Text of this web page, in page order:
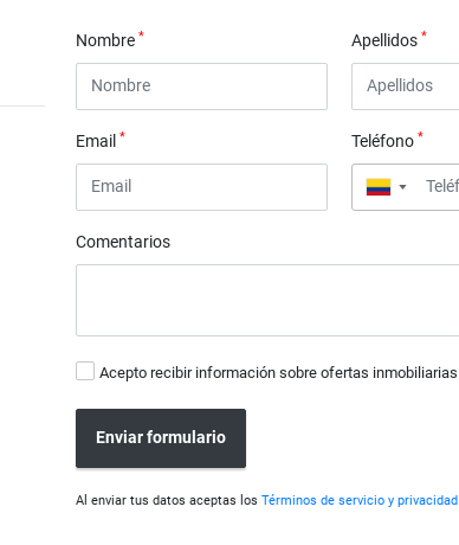
Nombre* Apellidos *
Email* Teléfono *
▼
Comentarios
Acepto recibir información sobre ofertas inmobiliarias
Enviar formulario
Al enviar tus datos aceptas losTérminos de servicio y privacidad